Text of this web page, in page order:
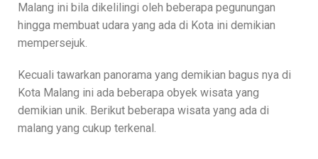
Malang ini bila dikelilingi oleh beberapa pegunungan
hingga membuat udara yang ada di Kota ini demikian
mempersejuk.
Kecuali tawarkan panorama yang demikian bagus nya di
Kota Malang ini ada beberapa obyek wisata yang
demikian unik. Berikut beberapa wisata yang ada di
malang yang cukup terkenal.